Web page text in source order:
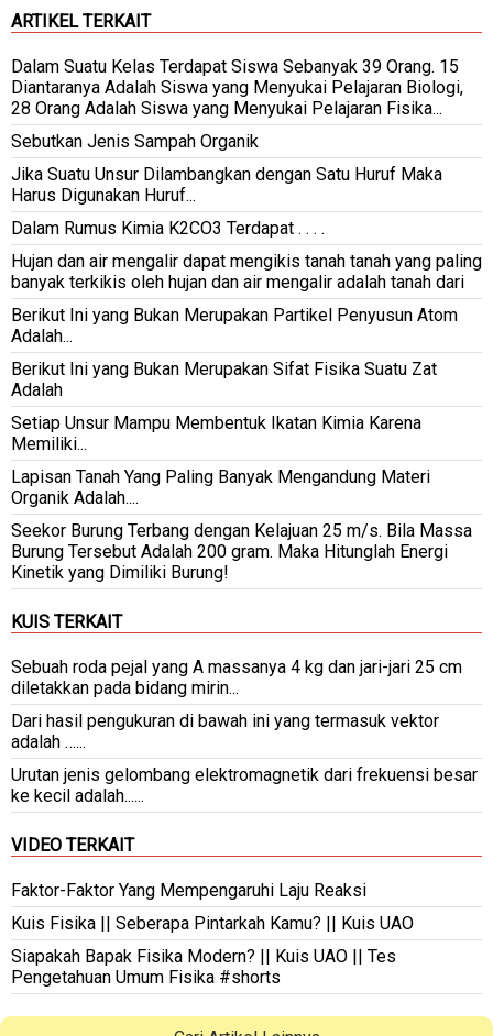
ARTIKEL TERKAIT
Dalam Suatu Kelas Terdapat Siswa Sebanyak 39 Orang. 15
Diantaranya Adalah Siswa yang Menyukai Pelajaran Biologi,
28 Orang Adalah Siswa yang Menyukai Pelajaran Fisika...
Sebutkan Jenis Sampah Organik
Jika Suatu Unsur Dilambangkan dengan Satu Huruf Maka
Harus Digunakan Huruf...
Dalam Rumus Kimia K2CO3 Terdapat . . . .
Hujan dan air mengalir dapat mengikis tanah tanah yang paling
banyak terkikis oleh hujan dan air mengalir adalah tanah dari
Berikut Ini yang Bukan Merupakan Partikel Penyusun Atom
Adalah...
Berikut Ini yang Bukan Merupakan Sifat Fisika Suatu Zat
Adalah
Setiap Unsur Mampu Membentuk Ikatan Kimia Karena
Memiliki...
Lapisan Tanah Yang Paling Banyak Mengandung Materi
Organik Adalah....
Seekor Burung Terbang dengan Kelajuan 25 m/s. Bila Massa
Burung Tersebut Adalah 200 gram. Maka Hitunglah Energi
Kinetik yang Dimiliki Burung!
KUIS TERKAIT
Sebuah roda pejal yang A massanya 4 kg dan jari-jari 25 cm
diletakkan pada bidang mirin...
Dari hasil pengukuran di bawah ini yang termasuk vektor
adalah …...
Urutan jenis gelombang elektromagnetik dari frekuensi besar
ke kecil adalah......
VIDEO TERKAIT
Faktor-Faktor Yang Mempengaruhi Laju Reaksi
Kuis Fisika || Seberapa Pintarkah Kamu? || Kuis UAO
Siapakah Bapak Fisika Modern? || Kuis UAO || Tes
Pengetahuan Umum Fisika #shorts